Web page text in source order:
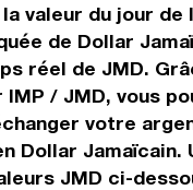
valeur du jour de
de Dollar
réel de JMD.
/ JMD, vous
votre
Dollar Jamaïcain.
JMD ci-